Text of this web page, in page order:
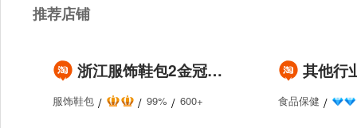
推荐店铺
浙江服饰鞋包2金冠企业淘宝店铺出售/转让 粉丝数量110200左右 协议变更配合过户 保证金无需退还 纯实体交易
服饰鞋包 99% 600+
其他行业4钻企业淘宝店
食品保健